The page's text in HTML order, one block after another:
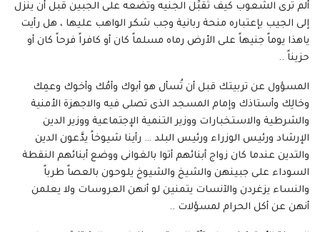
ألم ترى الشعوب كيف تُقبِّل الجنيه وتضعه على الجبين قبل أن ينزل
إلى الجيب بإعتباره منحة ربانية وجب شكر الواهب عليها ، هل رأيت
ياهذا يوماً جنيهاً على الأرض رماه مسلماً كان أو كافراً فرحاً كان أو
حزيناً ..
المسؤول عن تربيتك قبل أن تُسأل هو أبوك وأمُك وأخوك وعمِك
وخالِك وأستاذك وإمام المسجد الذى تصلى فيه والاجهزة الأمنية
والشرطية والاستخبارات ووزير التنمية الإجتماعية ووزير الدين
الإرشاد ورئيس الوزراء ورئيس البلد … رأينا شيوخاً يدَّعون الدين
والتدين عندما كان زواج أبنائهم أتوا بالغوانى ووضع أبنائهم النقطة
السوداء على جبينهن والشيخ والشيوخ يلوحون بالعصاً طرباً
والنساء يزغردن والآنسات يتمنين لو أنهن العروسات ولا يعلمن
أنهن عن أكل الحرام لمسؤلات ..